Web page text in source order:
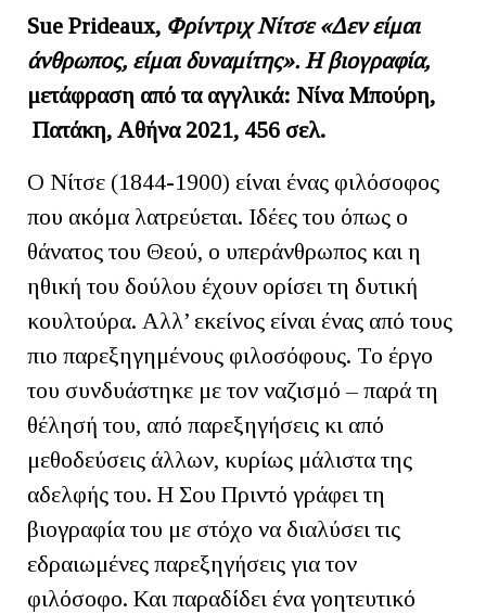
Sue Prideaux, Φρίντριχ Νίτσε «Δεν είμαι
άνθρωπος, είμαι δυναμίτης». Η βιογραφία,
μετάφραση από τα αγγλικά: Νίνα Μπούρη,
Πατάκη, Αθήνα 2021, 456 σελ.
Ο Νίτσε (1844-1900) είναι ένας φιλόσοφος
που ακόμα λατρεύεται. Ιδέες του όπως ο
θάνατος του Θεού, ο υπεράνθρωπος και η
ηθική του δούλου έχουν ορίσει τη δυτική
κουλτούρα. Αλλ’ εκείνος είναι ένας από τους
πιο παρεξηγημένους φιλοσόφους. Το έργο
του συνδυάστηκε με τον ναζισμό – παρά τη
θέλησή του, από παρεξηγήσεις κι από
μεθοδεύσεις άλλων, κυρίως μάλιστα της
αδελφής του. Η Σου Πριντό γράφει τη
βιογραφία του με στόχο να διαλύσει τις
εδραιωμένες παρεξηγήσεις για τον
φιλόσοφο. Και παραδίδει ένα γοητευτικό